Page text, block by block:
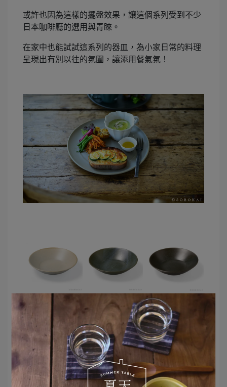
或許也因為這樣的擺盤效果，讓這個系列受到不少
日本咖啡廳的選用與青睞。
在家中也能試試這系列的器皿，為小家日常的料理
呈現出有別以往的氛圍，讓添用餐氣氛！
點選圖片看更多商品資訊